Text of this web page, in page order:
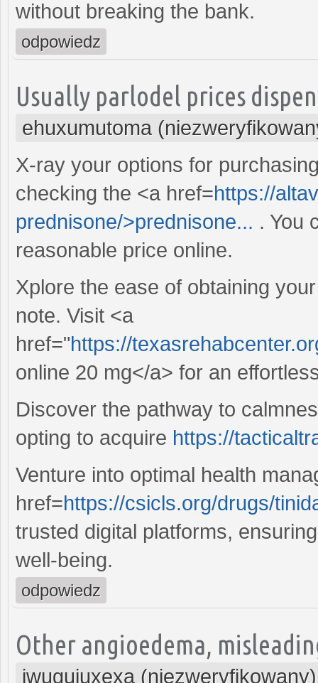
without breaking the bank.
odpowiedz
Usually parlodel prices
ehuxumutoma
X-ray your options for
checking the <a href=https://
prednisone/>prednisone... . You
reasonable price online.
Xplore the ease of obtaining
note. Visit <a
href="https://
online 20 mg</a> for an
Discover the pathway to
opting to acquire https://
Venture into optimal health
href=https://csicls.org/drugs/
trusted digital platforms,
well-being.
odpowiedz
Other angioedema,
iwugujuxexa (niezweryfikowany)